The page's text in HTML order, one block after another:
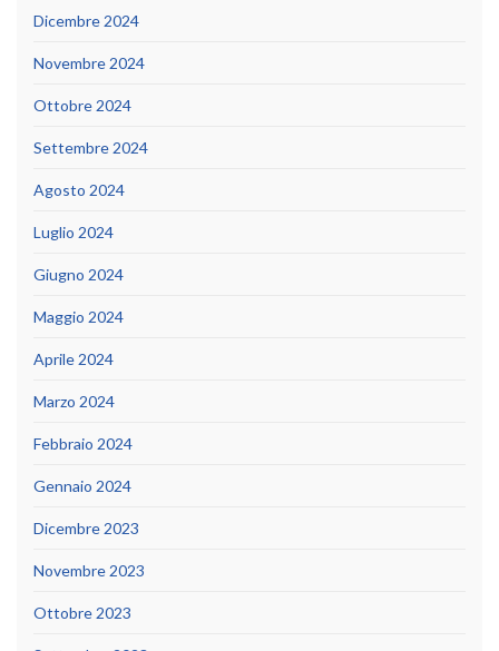
Dicembre 2024
Novembre 2024
Ottobre 2024
Settembre 2024
Agosto 2024
Luglio 2024
Giugno 2024
Maggio 2024
Aprile 2024
Marzo 2024
Febbraio 2024
Gennaio 2024
Dicembre 2023
Novembre 2023
Ottobre 2023